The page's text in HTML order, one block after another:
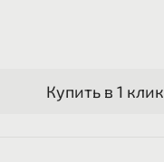
Купить в 1 клик